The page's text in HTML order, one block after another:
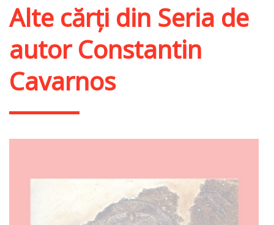
Alte cărți din Seria de
autor Constantin
Cavarnos